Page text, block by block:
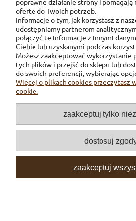
Pomoc
Inne
O firmie
Moje konto
poprawne działanie strony i pomagają
ofertę do Twoich potrzeb.
Informacje o tym, jak korzystasz z
udostępniamy partnerom
połączyć te informacje z innymi
Ciebie lub uzyskanymi podczas
Możesz zaakceptować wykorzystanie
tych plików i przejść do sklepu lub
do swoich preferencji, wybierając
Więcej o plikach cookies przeczytasz
cookie.
zaakceptuj tylko
dostosuj
zaakceptuj